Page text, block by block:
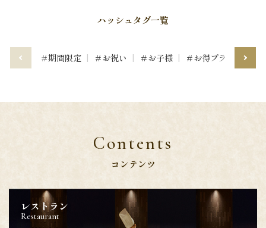
ハッシュタグ一覧
＃期間限定 ＃お祝い ＃お子様 ＃お得プラン
Contents
コンテンツ
レストラン
Restaurant